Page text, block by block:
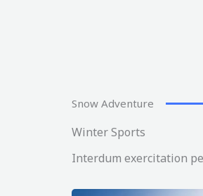
Snow Adventure
Winter Sports
Interdum exercitation